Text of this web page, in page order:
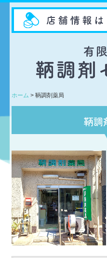
とも水呑薬局
とも西町薬局
ジェネリック薬について
ホーム 鞆調剤薬局
鞆調